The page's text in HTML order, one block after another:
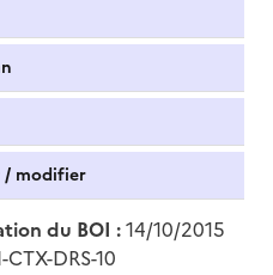
/ modifier
du BOI :14/10/2015
CTX-DRS-10